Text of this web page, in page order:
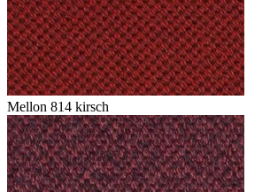
Mellon 814 kirsch